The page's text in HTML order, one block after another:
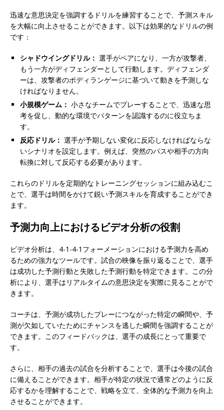
迅速な意思決定を強調するドリルを練習することで、予測スキル
を大幅に向上させることができます。以下は効果的なドリルの例
です：
シャドウイングドリル： 選手がペアになり、一方が攻撃者、
もう一方がディフェンダーとして行動します。ディフェンダ
ーは、攻撃者のボディランゲージに基づいて動きを予測しな
ければなりません。
小規模ゲーム： 小さなチームでプレーすることで、迅速な思
考を促し、動的な環境でパターンを認識するのに役立ちま
す。
反応ドリル： 選手が予期しない変化に反応しなければならな
いシナリオを設定します。例えば、突然のパスや相手の方向
転換に対して反応する必要があります。
これらのドリルを定期的なトレーニングセッションに組み込むこ
とで、選手は時間をかけて鋭い予測スキルを育成することができ
ます。
予測力向上におけるビデオ分析の役割
ビデオ分析は、4-1-4-1フォーメーションにおける予測力を高め
るための強力なツールです。試合の映像を振り返ることで、選手
は成功した予測行動と失敗した予測行動を特定できます。この分
析により、選手はリアルタイムの意思決定を実際に見ることがで
きます。
コーチは、予測が成功したプレーにつながった特定の瞬間や、予
測が欠如していたためにチャンスを逃した瞬間を強調することが
できます。このフィードバックは、選手の成長にとって重要で
す。
さらに、相手の過去の試合を分析することで、選手は今後の試合
に備えることができます。相手が特定の状況で通常どのように反
応するかを理解することで、戦略を立て、全体的な予測力を向上
させることができます。